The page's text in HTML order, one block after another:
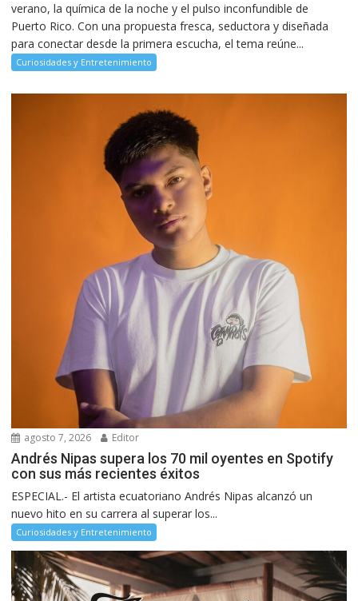
verano, la química de la noche y el pulso inconfundible de
Puerto Rico. Con una propuesta fresca, seductora y diseñada
para conectar desde la primera escucha, el tema reúne...
Curiosidades y Entretenimiento
agosto 7, 2026 Editor
Andrés Nipas supera los 70 mil oyentes en Spotify
con sus más recientes éxitos
ESPECIAL.- El artista ecuatoriano Andrés Nipas alcanzó un
nuevo hito en su carrera al superar los...
Curiosidades y Entretenimiento